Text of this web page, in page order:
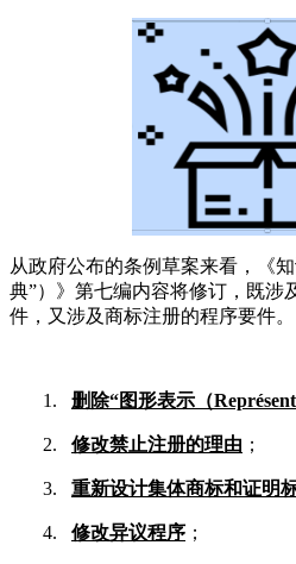
从政府公布的条例草案来看，《
典”）》第七编内容将修订，既涉
件，又涉及商标注册的程序要件。
1. 删除“图形表示（
2. 修改禁止注册的理由 ；
3. 重新设计集体商标和证明
4. 修改异议程序 ；